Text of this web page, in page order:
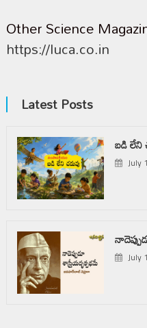
Other Science
https://luca.co.in
Latest Posts
బడి లేని
July
July